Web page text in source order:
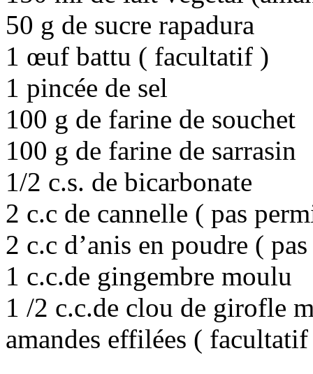
50 g de sucre rapadura
1 œuf battu ( facultatif )
1 pincée de sel
100 g de farine de souchet
100 g de farine de sarrasin
1/2 c.s. de bicarbonate
2 c.c de cannelle ( pas
2 c.c d’anis en poudre (
1 c.c.de gingembre moulu
1 /2 c.c.de clou de girofle
amandes effilées (